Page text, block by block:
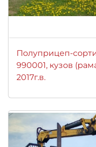
Полуприцеп-
990001, кузов
2017г.в.